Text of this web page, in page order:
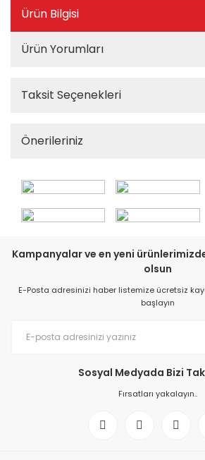
Ürün Bilgisi
Ürün Yorumları
Taksit Seçenekleri
Önerileriniz
Kampanyalar ve en yeni
olsun
E-Posta adresinizi haber listemize ücretsiz
başlayın
Sosyal Medyada Bizi
Fırsatları yakalayın..